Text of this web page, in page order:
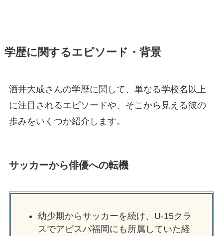
学歴に関するエピソード・背景
酒井大成さんの学歴に関して、単なる学校名以上
に注目されるエピソードや、そこから見える彼の
歩みをいくつか紹介します。
サッカーから俳優への転機
幼少期からサッカーを続け、U‑15クラ
スでアビスパ福岡にも所属していた経